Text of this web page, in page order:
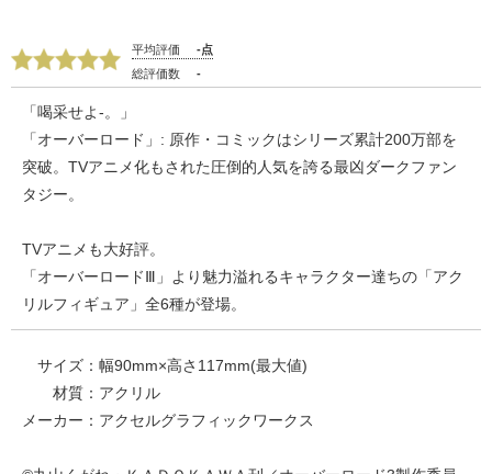
平均評価
-点
総評価数
-
「喝采せよ-。」
「オーバーロード」: 原作・コミックはシリーズ累計200万部を
突破。TVアニメ化もされた圧倒的人気を誇る最凶ダークファン
タジー。
TVアニメも大好評。
「オーバーロードⅢ」より魅力溢れるキャラクター達ちの「アク
リルフィギュア」全6種が登場。
サイズ：幅90mm×高さ117mm(最大値)
材質：アクリル
メーカー：アクセルグラフィックワークス